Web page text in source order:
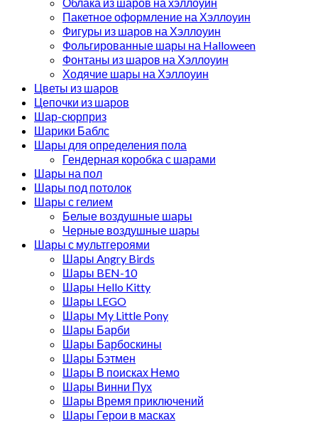
Пакетное оформление на Хэллоуин
Фигуры из шаров на Хэллоуин
Фольгированные шары на Halloween
Фонтаны из шаров на Хэллоуин
Ходячие шары на Хэллоуин
Цветы из шаров
Цепочки из шаров
Шар-сюрприз
Шарики Баблс
Шары для определения пола
Гендерная коробка с шарами
Шары на пол
Шары под потолок
Шары с гелием
Белые воздушные шары
Черные воздушные шары
Шары с мультгероями
Шары Angry Birds
Шары BEN-10
Шары Hello Kitty
Шары LEGO
Шары My Little Pony
Шары Барби
Шары Барбоскины
Шары Бэтмен
Шары В поисках Немо
Шары Винни Пух
Шары Время приключений
Шары Герои в масках